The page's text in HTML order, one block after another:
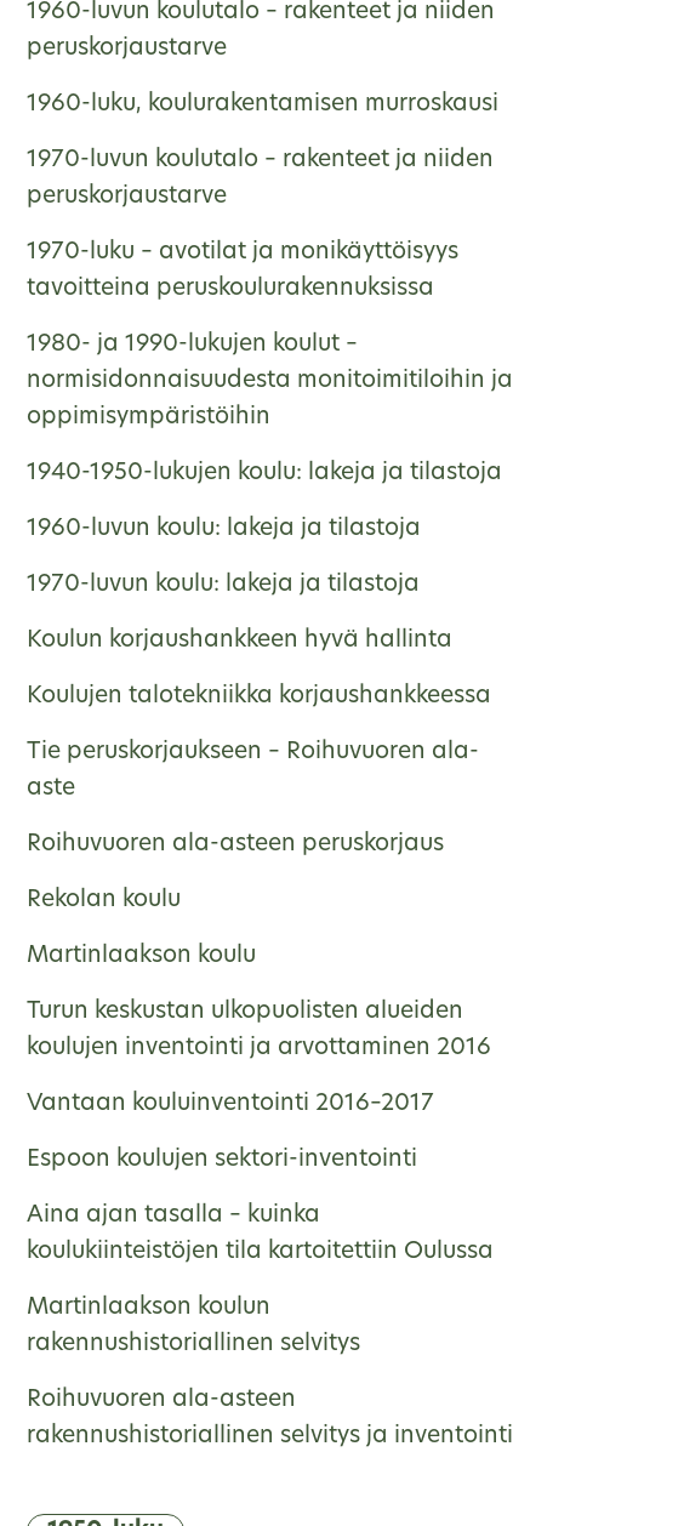
1960-luvun koulutalo – rakenteet ja niiden
peruskorjaustarve
1960-luku, koulurakentamisen murroskausi
1970-luvun koulutalo – rakenteet ja niiden
peruskorjaustarve
1970-luku – avotilat ja monikäyttöisyys
tavoitteina peruskoulurakennuksissa
1980- ja 1990-lukujen koulut –
normisidonnaisuudesta monitoimitiloihin ja
oppimisympäristöihin
1940-1950-lukujen koulu: lakeja ja tilastoja
1960-luvun koulu: lakeja ja tilastoja
1970-luvun koulu: lakeja ja tilastoja
Koulun korjaushankkeen hyvä hallinta
Koulujen talotekniikka korjaushankkeessa
Tie peruskorjaukseen – Roihuvuoren ala-
aste
Roihuvuoren ala-asteen peruskorjaus
Rekolan koulu
Martinlaakson koulu
Turun keskustan ulkopuolisten alueiden
koulujen inventointi ja arvottaminen 2016
Vantaan kouluinventointi 2016–2017
Espoon koulujen sektori-inventointi
Aina ajan tasalla – kuinka
koulukiinteistöjen tila kartoitettiin Oulussa
Martinlaakson koulun
rakennushistoriallinen selvitys
Roihuvuoren ala-asteen
rakennushistoriallinen selvitys ja inventointi